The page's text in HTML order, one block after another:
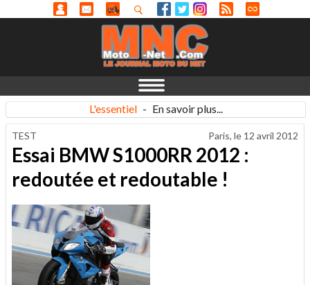
L'essentiel - En savoir plus...
TEST Paris, le 12 avril 2012
Essai BMW S1000RR 2012 :
redoutée et redoutable !